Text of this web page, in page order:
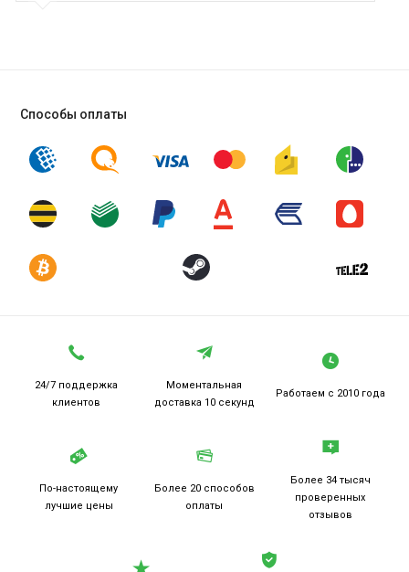
Способы оплаты
24/7 поддержка
клиентов
Моментальная
доставка 10 секунд
Работаем с 2010 года
По-настоящему
лучшие цены
Более 20 способов
оплаты
Более 34 тысяч
проверенных
отзывов